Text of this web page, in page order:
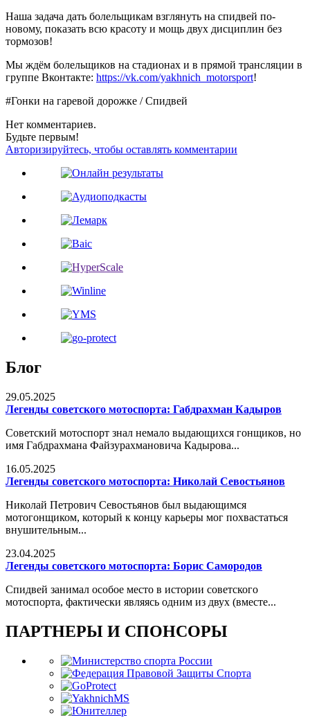
Наша задача дать болельщикам взглянуть на спидвей по-
новому, показать всю красоту и мощь двух дисциплин без
тормозов!
Мы ждём болельщиков на стадионах и в прямой трансляции в
группе Вконтакте: https://vk.com/yakhnich_motorsport!
#Гонки на гаревой дорожке / Спидвей
Нет комментариев.
Будьте первым!
Авторизируйтесь, чтобы оставлять комментарии
Блог
29.05.2025
Легенды советского мотоспорта: Габдрахман Кадыров
Советский мотоспорт знал немало выдающихся гонщиков, но
имя Габдрахмана Файзурахмановича Кадырова...
16.05.2025
Легенды советского мотоспорта: Николай Севостьянов
Николай Петрович Севостьянов был выдающимся
мотогонщиком, который к концу карьеры мог похвастаться
внушительным...
23.04.2025
Легенды советского мотоспорта: Борис Самородов
Спидвей занимал особое место в истории советского
мотоспорта, фактически являясь одним из двух (вместе...
ПАРТНЕРЫ И СПОНСОРЫ